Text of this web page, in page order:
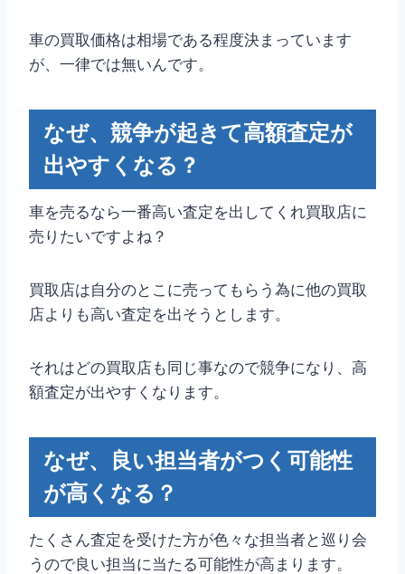
車の買取価格は相場である程度決まっています
が、一律では無いんです。
なぜ、競争が起きて高額査定が
出やすくなる ?
車を売るなら一番高い査定を出してくれ買取店に
売りたいですよね？
買取店は自分のとこに売ってもらう為に他の買取
店よりも高い査定を出そうとします。
それはどの買取店も同じ事なので競争になり、高
額査定が出やすくなります。
なぜ、良い担当者がつく可能性
が高くなる？
たくさん査定を受けた方が色々な担当者と巡り会
うので良い担当に当たる可能性が高まります。